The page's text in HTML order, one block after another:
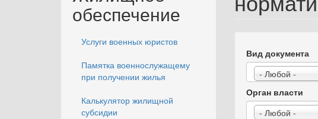
обеспечение
Услуги военных юристов
Памятка военнослужащему
при получении жилья
Калькулятор жилищной
субсидии
Вид документа
- Любой -
Орган власти
- Любой -